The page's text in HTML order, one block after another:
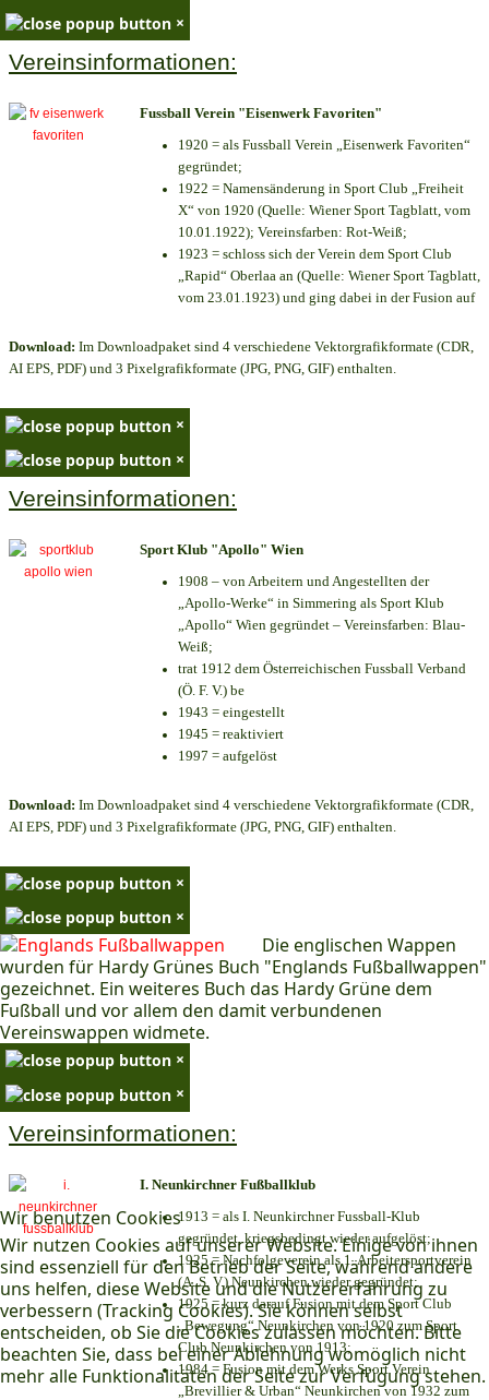
Wir benutzen Cookies
Wir nutzen Cookies auf unserer Website. Einige von ihnen
sind essenziell für den Betrieb der Seite, während andere
uns helfen, diese Website und die Nutzererfahrung zu
verbessern (Tracking Cookies). Sie können selbst
entscheiden, ob Sie die Cookies zulassen möchten. Bitte
beachten Sie, dass bei einer Ablehnung womöglich nicht
mehr alle Funktionalitäten der Seite zur Verfügung stehen.
×
Vereinsinformationen:
Fussball Verein "Eisenwerk Favoriten"
1920 = als Fussball Verein „Eisenwerk Favoriten“
gegründet;
1922 = Namensänderung in Sport Club „Freiheit
X“ von 1920 (Quelle: Wiener Sport Tagblatt, vom
10.01.1922); Vereinsfarben: Rot-Weiß;
1923 = schloss sich der Verein dem Sport Club
„Rapid“ Oberlaa an (Quelle: Wiener Sport Tagblatt,
vom 23.01.1923) und ging dabei in der Fusion auf
Download: Im Downloadpaket sind 4 verschiedene Vektorgrafikformate (CDR,
AI EPS, PDF) und 3 Pixelgrafikformate (JPG, PNG, GIF) enthalten.
×
×
Vereinsinformationen:
Sport Klub "Apollo" Wien
1908 – von Arbeitern und Angestellten der
„Apollo-Werke“ in Simmering als Sport Klub
„Apollo“ Wien gegründet – Vereinsfarben: Blau-
Weiß;
trat 1912 dem Österreichischen Fussball Verband
(Ö. F. V.) be
1943 = eingestellt
1945 = reaktiviert
1997 = aufgelöst
Download: Im Downloadpaket sind 4 verschiedene Vektorgrafikformate (CDR,
AI EPS, PDF) und 3 Pixelgrafikformate (JPG, PNG, GIF) enthalten.
×
×
Die englischen Wappen
wurden für Hardy Grünes Buch "Englands Fußballwappen"
gezeichnet. Ein weiteres Buch das Hardy Grüne dem
Fußball und vor allem den damit verbundenen
Vereinswappen widmete.
×
×
Vereinsinformationen:
I. Neunkirchner Fußballklub
1913 = als I. Neunkirchner Fussball-Klub
gegründet, kriegsbedingt wieder aufgelöst;
1925 = Nachfolgeverein als 1. Arbeitersportverein
(A. S. V.) Neunkirchen wieder gegründet;
1925 = kurz darauf Fusion mit dem Sport Club
„Bewegung“ Neunkirchen von 1920 zum Sport
Club Neunkirchen von 1913;
1984 = Fusion mit dem Werks Sport Verein
„Brevillier & Urban“ Neunkirchen von 1932 zum